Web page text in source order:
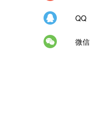
QQ
微信